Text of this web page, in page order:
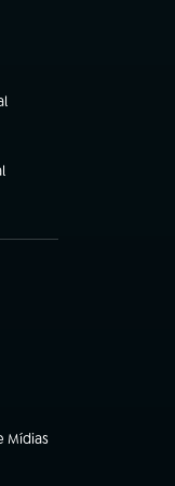
Mídias